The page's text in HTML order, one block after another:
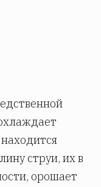
струи, их в
орошает